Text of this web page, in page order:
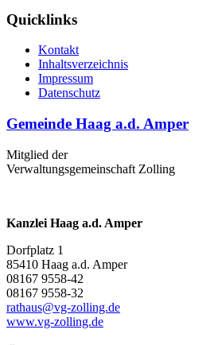
Quicklinks
Kontakt
Inhaltsverzeichnis
Impressum
Datenschutz
Gemeinde Haag a.d. Amper
Mitglied der
Verwaltungsgemeinschaft Zolling
Kanzlei Haag a.d. Amper
Dorfplatz 1
85410 Haag a.d. Amper
08167 9558-42
08167 9558-32
rathaus@vg-zolling.de
www.vg-zolling.de